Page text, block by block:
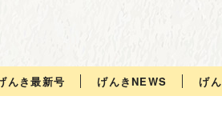
んき最新号 げんきNEWS げ